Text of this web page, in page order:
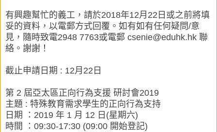
有興趣幫忙的義工，請於2018年12月22日或之前將填
妥的資料，以電郵方式回覆。如有如有任何疑問/意
見，隨時致電2948 7763或電郵 csenie@eduhk.hk 聯
絡。謝謝！
截止申請日期 : 12月22日
第 2 屆亞太區正向行為支援 研討會2019
主題 : 特殊教育需求學生的正向行為支持
日期 ：2019 年 1 月 12 日(星期六)
時間 ：09:30-17:30 (09:00 開始登記)